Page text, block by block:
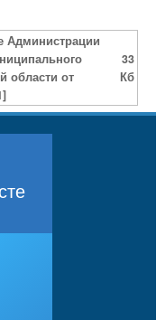
Администрации
области от
33
Кб